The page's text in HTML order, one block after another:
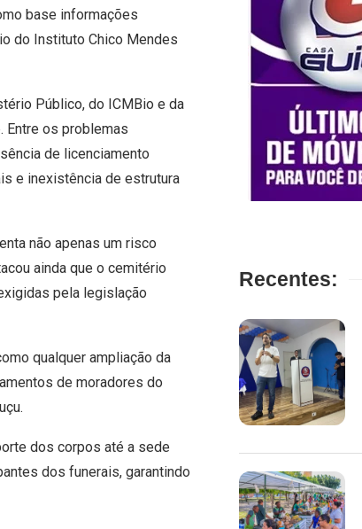
base informações
do Instituto Chico Mendes
Público, do ICMBio e da
Entre os problemas
de licenciamento
e inexistência de estrutura
não apenas um risco
ainda que o cemitério
pela legislação
qualquer ampliação da
de moradores do
dos corpos até a sede
dos funerais, garantindo
Recentes: